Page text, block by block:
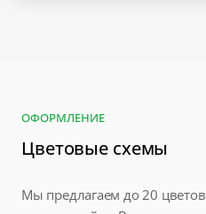
ОФОРМЛЕНИЕ
Цветовые схемы
Мы предлагаем до 20